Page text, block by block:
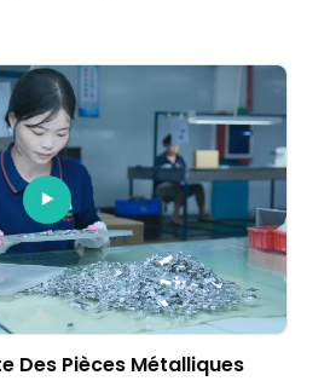
Des Pièces Métalliques